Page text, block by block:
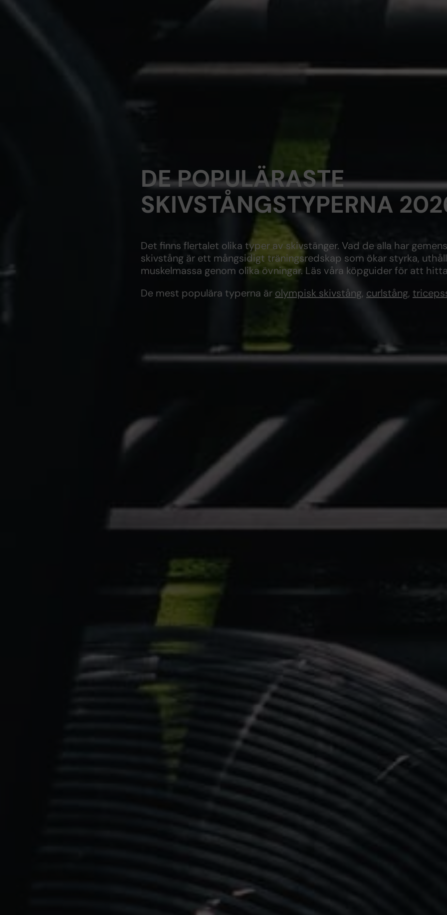
DE POPULÄRASTE
SKIVSTÅNGSTYPERNA
Det finns flertalet olika typer av skivstänger. Vad de alla har
skivstång är ett mångsidigt träningsredskap som ökar styrka,
muskelmassa genom olika övningar. Läs våra köpguider för att
De mest populära typerna är olympisk skivstång, curlstång,